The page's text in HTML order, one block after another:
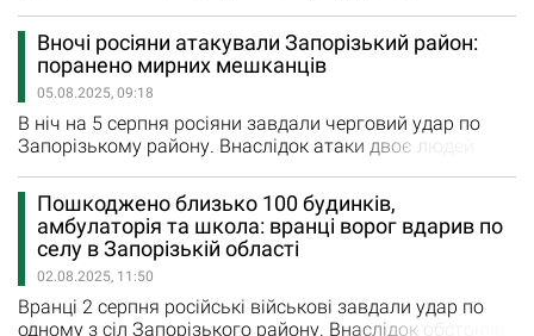
снаряди поцілили по базі відпочинку, де перебували
люди. «Під ранок росіяни завдали удари по
Запорізькому району. Пошкоджені щонайменше
дев’ять будівель. Кількість постраждалих збільшилась
до 12. Направлено…
Вночі росіяни атакували Запорізький район:
поранено мирних мешканців
05.08.2025, 09:18
В ніч на 5 серпня росіяни завдали черговий удар по
Запорізькому району. Внаслідок атаки двоє людей
Біленькому. Внаслідок цієї атаки поранено 43-річну
жінку та 49-річного чоловіка. Їм надається вся
необхідна допомога.
Пошкоджено близько 100 будинків,
амбулаторія та школа: вранці ворог вдарив по
селу в Запорізькій області
02.08.2025, 11:50
Вранці 2 серпня російські військові завдали удар по
одному з сіл Запорізького району. Внаслідок обстрілів